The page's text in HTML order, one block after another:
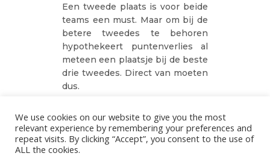
Een tweede plaats is voor beide
teams een must. Maar om bij de
betere tweedes te behoren
hypothekeert puntenverlies al
meteen een plaatsje bij de beste
drie tweedes. Direct van moeten
dus.
te volgen opEurovolley.tv.
Jammer genoeg niet te volgen in
de Bistro wegens je-weet-wel-
We use cookies on our website to give you the most
relevant experience by remembering your preferences and
repeat visits. By clicking “Accept”, you consent to the use of
ALL the cookies.